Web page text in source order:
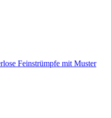
Feinstrümpfe mit Muster